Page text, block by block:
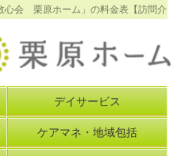
会 栗原ホーム」の料金表【訪問介
デイサービス
ケアマネ・地域包括